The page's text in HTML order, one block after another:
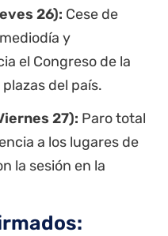
26): Cese de
y
el Congreso de la
del país.
27): Paro total
a los lugares de
la sesión en la